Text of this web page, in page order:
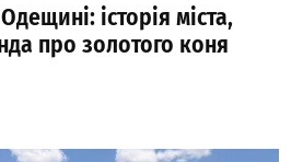
історія міста,
про золотого коня